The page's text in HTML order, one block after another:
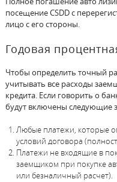
посещение CSDD с
лицо с его стороны.
Годовая
Чтобы определить точный
учитывать все расходы
кредита. Если говорить о
будут включены следующие
Любые платежи, которые
условий договора
Платежи не входящие в
заемщиком при покупке
или безналичный расчет).